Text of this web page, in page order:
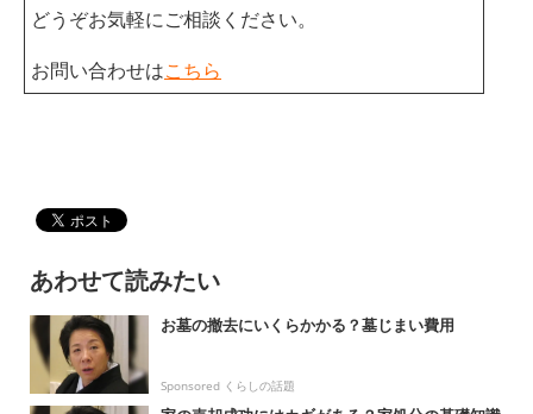
どうぞお気軽にご相談ください。
お問い合わせはこちら
あわせて読みたい
お墓の撤去にいくらかかる？墓じまい費用
Sponsored くらしの話題